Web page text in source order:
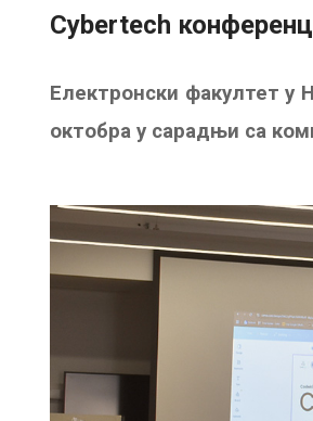
Cybertech
Електронски факултет у
октобра у сарадњи са